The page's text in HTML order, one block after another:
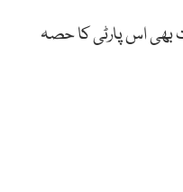
اس پارٹی کا حصہ